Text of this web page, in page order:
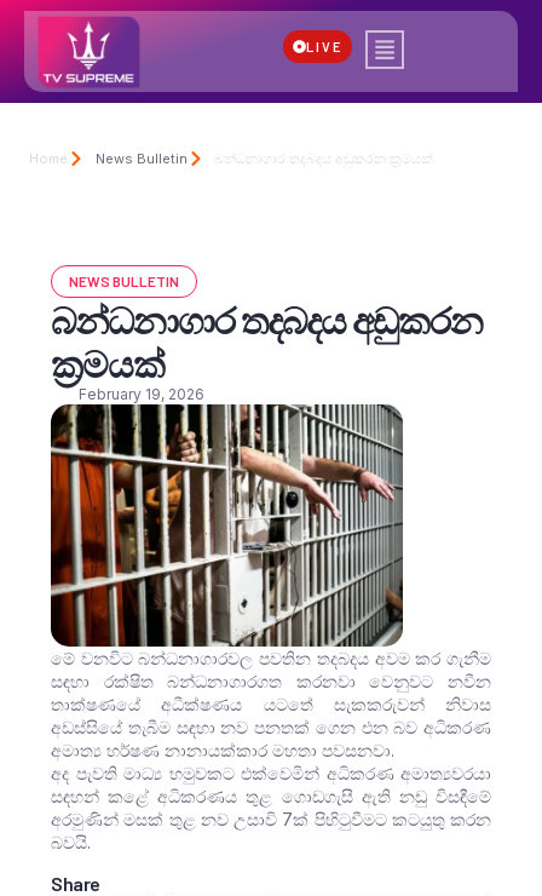
LIVE
Home News Bulletin බන්ධනාගාර තදබදය අඩුකරන ක්‍රමයක්
NEWS BULLETIN
බන්ධනාගාර තදබදය අඩුකරන
ක්‍රමයක්
February 19, 2026
මේ වනවිට බන්ධනාගාරවල පවතින තදබදය අවම කර ගැනීම
සඳහා රක්ෂිත බන්ධනාගාරගත කරනවා වෙනුවට නවීන
තාක්ෂණයේ අධීක්ෂණය යටතේ සැකකරුවන් නිවාස
අඩස්සියේ තැබීම සඳහා නව පනතක් ගෙන එන බව අධිකරණ
අමාත්‍ය හර්ෂණ නානායක්කාර මහතා පවසනවා.
අද පැවති මාධ්‍ය හමුවකට එක්වෙමින් අධිකරණ අමාත්‍යවරයා
සඳහන් කළේ අධිකරණය තුළ ගොඩගැසී ඇති නඩු විසඳීමේ
අරමුණින් මසක් තුළ නව උසාවි 7ක් පිහිටුවීමට කටයුතු කරන
බවයි.
Share